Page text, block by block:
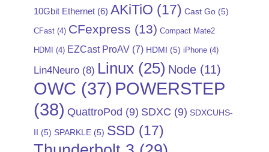
10Gbit Ethernet (6) AKiTiO (17) Cast Go (5)
CFast (4) CFexpress (13) Compact Mate2
HDMI (4) EZCast ProAV (7) HDMI (5) iPhone (4)
Lin4Neuro (8) Linux (25) Node (11)
OWC (37) POWERSTEP
(38) QuattroPod (9) SDXC (9) SDXCUHS-
II (5) SPARKLE (5) SSD (17)